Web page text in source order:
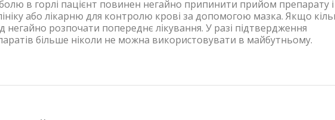
в горлі пацієнт повинен негайно припинити прийом препарату і
або лікарню для контролю крові за допомогою мазка. Якщо
негайно розпочати попереднє лікування. У разі підтвердження
більше ніколи не можна використовувати в майбутньому.